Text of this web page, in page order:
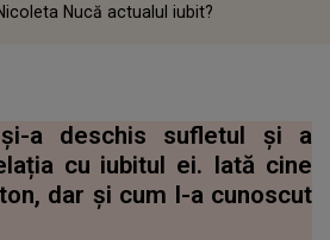
Nucă actualul iubit?
a deschis sufletul și a
cu iubitul ei. Iată cine
dar și cum l-a cunoscut